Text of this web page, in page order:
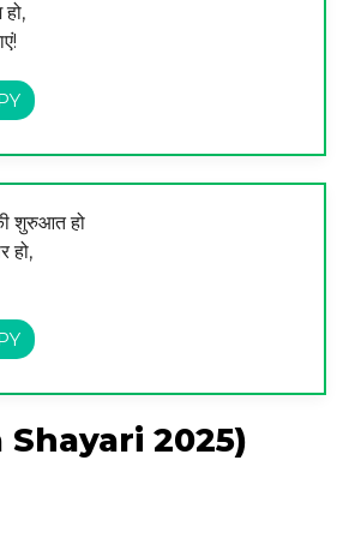
शुरुआत हो
हो,
Shayari 2025)